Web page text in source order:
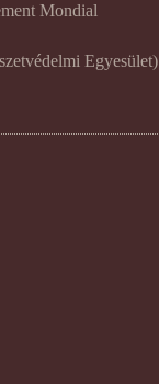
Mondial
Egyesület)